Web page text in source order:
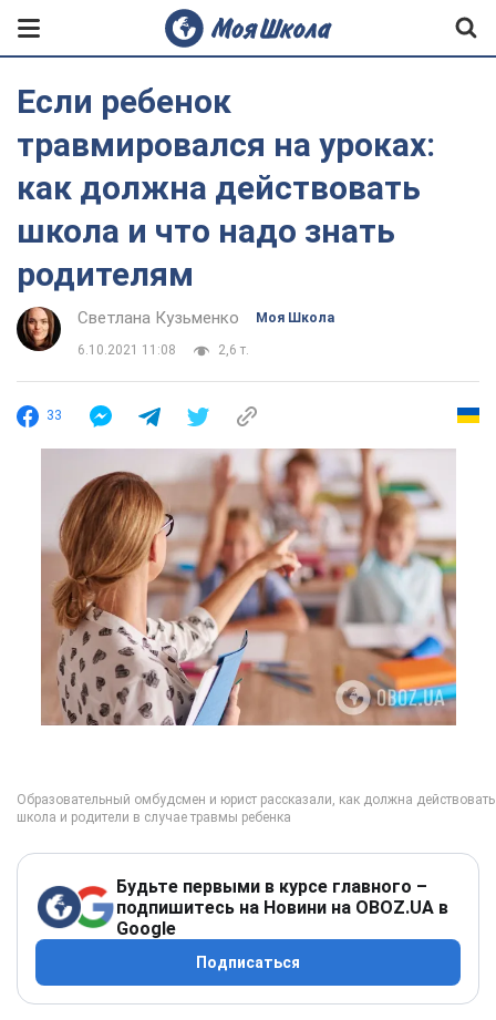
Если ребенок
травмировался на уроках:
как должна действовать
школа и что надо знать
родителям
Светлана Кузьменко Моя Школа
6.10.2021 11:08 2,6 т.
33
Будьте первыми в курсе главного –
подпишитесь на Новини на OBOZ.UA в
Google
Подписаться